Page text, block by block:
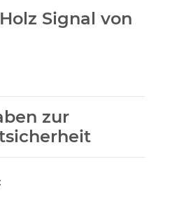
Signal von
zur